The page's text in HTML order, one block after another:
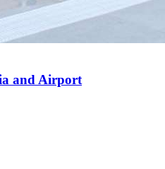
and Airport